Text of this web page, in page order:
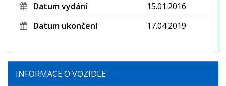
Datum vydání
15.01.2016
Datum ukončení
17.04.2019
INFORMACE O VOZIDLE